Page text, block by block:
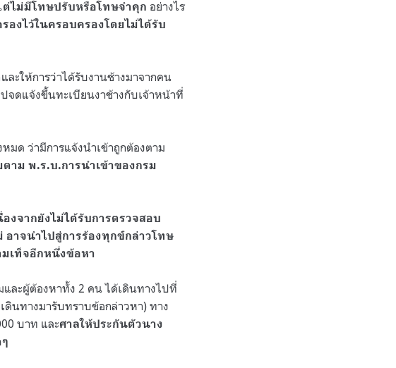
ไม่มีโทษปรับหรือโทษจำคุก อย่างไร
งไว้ในครอบครองโดยไม่ได้รับ
และให้การว่าได้รับงานช้างมาจากคน
จดแจ้งขึ้นทะเบียนงาช้างกับเจ้าหน้าที่
มด ว่ามีการแจ้งนำเข้าถูกต้องตาม
าม พ.ร.บ.การนำเข้าของกรม
จากยังไม่ได้รับการตรวจสอบ
อาจนำไปสู่การร้องทุกข์กล่าวโทษ
เท็จอีกหนึ่งข้อหา
ละผู้ต้องหาทั้ง 2 คน ได้เดินทางไปที่
ดินทางมารับทราบข้อกล่าวหา) ทาง
บาท และศาลให้ประกันตัวนาง